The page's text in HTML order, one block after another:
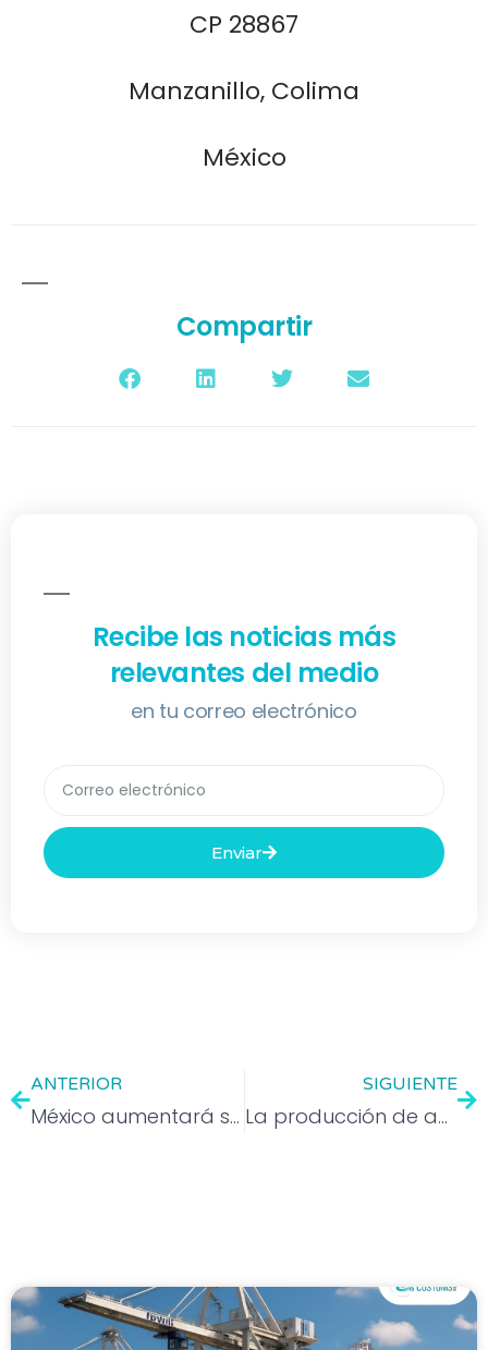
CP 28867
Manzanillo, Colima
México
Compartir
Recibe las noticias más
relevantes del medio
en tu correo electrónico
Enviar
ANTERIOR
México aumentará sus exportaciones en 2.0%: CEPAL
SIGUIENTE
La producción de autos en México sube un 35,77 % en octubre y la exportación un 18,11 %